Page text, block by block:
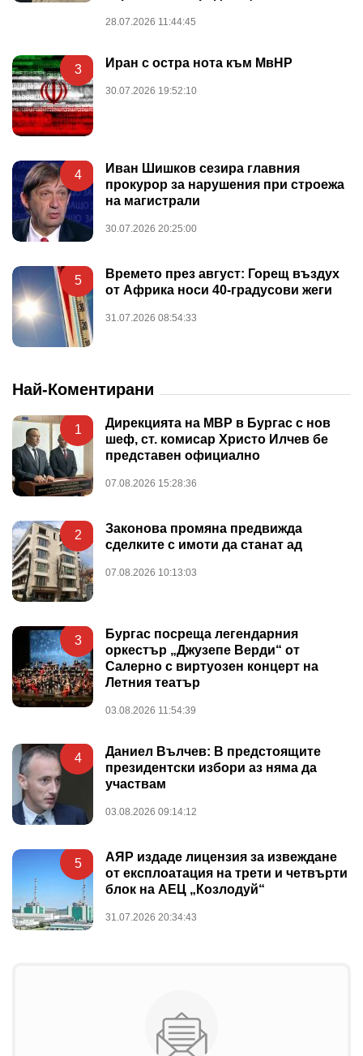
28.07.2026 11:44:45
3 Иран с остра нота към МвНР
30.07.2026 19:52:10
4
Иван Шишков сезира главния
прокурор за нарушения при строежа
на магистрали
30.07.2026 20:25:00
5
Времето през август: Горещ въздух
от Африка носи 40-градусови жеги
31.07.2026 08:54:33
Най-Коментирани
1
Дирекцията на МВР в Бургас с нов
шеф, ст. комисар Христо Илчев бе
представен официално
07.08.2026 15:28:36
2
Законова промяна предвижда
сделките с имоти да станат ад
07.08.2026 10:13:03
3
Бургас посреща легендарния
оркестър „Джузепе Верди“ от
Салерно с виртуозен концерт на
Летния театър
03.08.2026 11:54:39
4
Даниел Вълчев: В предстоящите
президентски избори аз няма да
участвам
03.08.2026 09:14:12
5
АЯР издаде лицензия за извеждане
от експлоатация на трети и четвърти
блок на АЕЦ „Козлодуй“
31.07.2026 20:34:43